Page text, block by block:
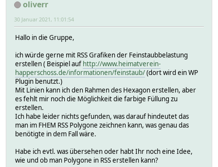
oliverr
30 Januar 2021, 11:01:54
Hallo in die Gruppe,
ich würde gerne mit RSS Grafiken der Feinstaubbelastung
erstellen ( Beispiel auf http://www.heimatverein-
happerschoss.de/informationen/feinstaub/(dort wird ein WP
Plugin benutzt.)
Mit Linien kann ich den Rahmen des Hexagon erstellen, aber
es fehlt mir noch die Möglichkeit die farbige Füllung zu
erstellen.
Ich habe leider nichts gefunden, was darauf hindeutet das
man im FHEM RSS Polygone zeichnen kann, was genau das
benötigte in dem Fall wäre.
Habe ich evtl. was übersehen oder habt Ihr noch eine Idee,
wie und ob man Polygone in RSS erstellen kann?